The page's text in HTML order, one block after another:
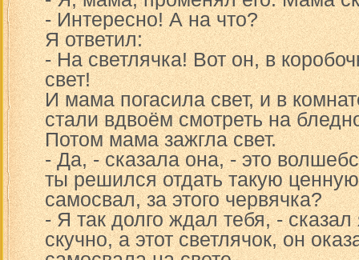
- Интересно! А на что?
Я ответил:
- На светлячка! Вот он, в
свет!
И мама погасила свет, и в
стали вдвоём смотреть на
Потом мама зажгла свет.
- Да, - сказала она, - это
ты решился отдать такую
самосвал, за этого червячка?
- Я так долго ждал тебя, -
скучно, а этот светлячок, он